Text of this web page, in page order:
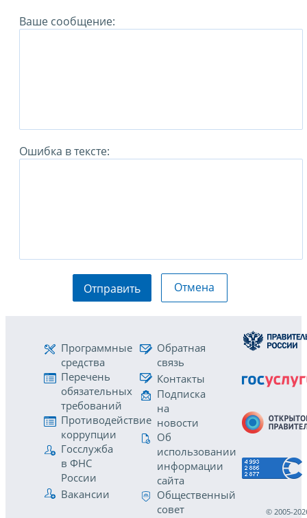
Ваше сообщение:
Ошибка в тексте:
Отправить Отмена
Программные
средства
Перечень
обязательных
требований
Противодействие
коррупции
Госслужба
в ФНС
России
Вакансии
Обратная
связь
Контакты
Подписка
на
новости
Об
использовании
информации
сайта
Общественный
совет
© 2005-